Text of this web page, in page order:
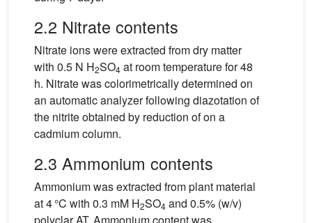
2.2 Nitrate contents
Nitrate ions were extracted from dry matter
with 0.5 N H2SO4 at room temperature for 48
h. Nitrate was colorimetrically determined on
an automatic analyzer following diazotation of
the nitrite obtained by reduction of on a
cadmium column.
2.3 Ammonium contents
Ammonium was extracted from plant material
at 4 °C with 0.3 mM H2SO4 and 0.5% (w/v)